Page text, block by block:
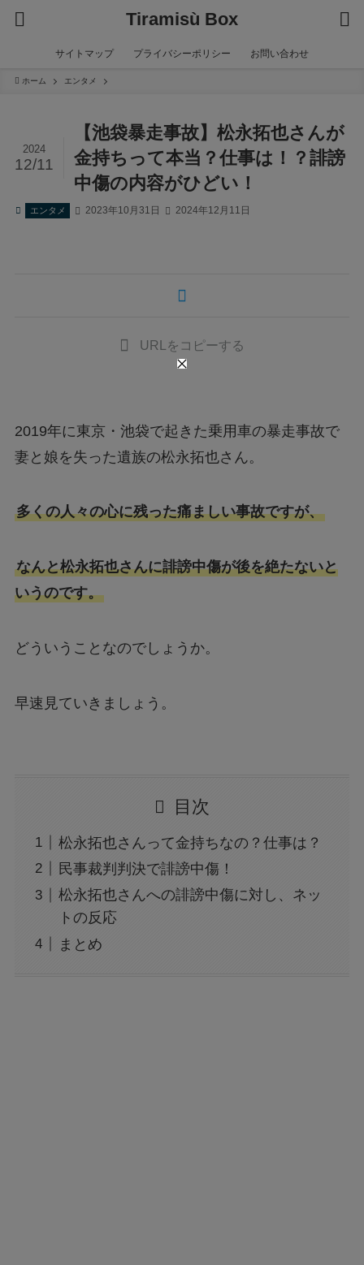
Tiramisù Box
サイトマップ プライバシーポリシー お問い合わせ
ホーム エンタメ
【池袋暴走事故】松永拓也さんが
金持ちって本当？仕事は！？誹謗
中傷の内容がひどい！
2024
12/11
エンタメ 2023年10月31日 2024年12月11日
URLをコピーする
2019年に東京・池袋で起きた乗用車の暴走事故で
妻と娘を失った遺族の松永拓也さん。
多くの人々の心に残った痛ましい事故ですが、
なんと松永拓也さんに誹謗中傷が後を絶たないと
いうのです。
どういうことなのでしょうか。
早速見ていきましょう。
目次
松永拓也さんって金持ちなの？仕事は？
民事裁判判決で誹謗中傷！
松永拓也さんへの誹謗中傷に対し、ネッ
トの反応
まとめ